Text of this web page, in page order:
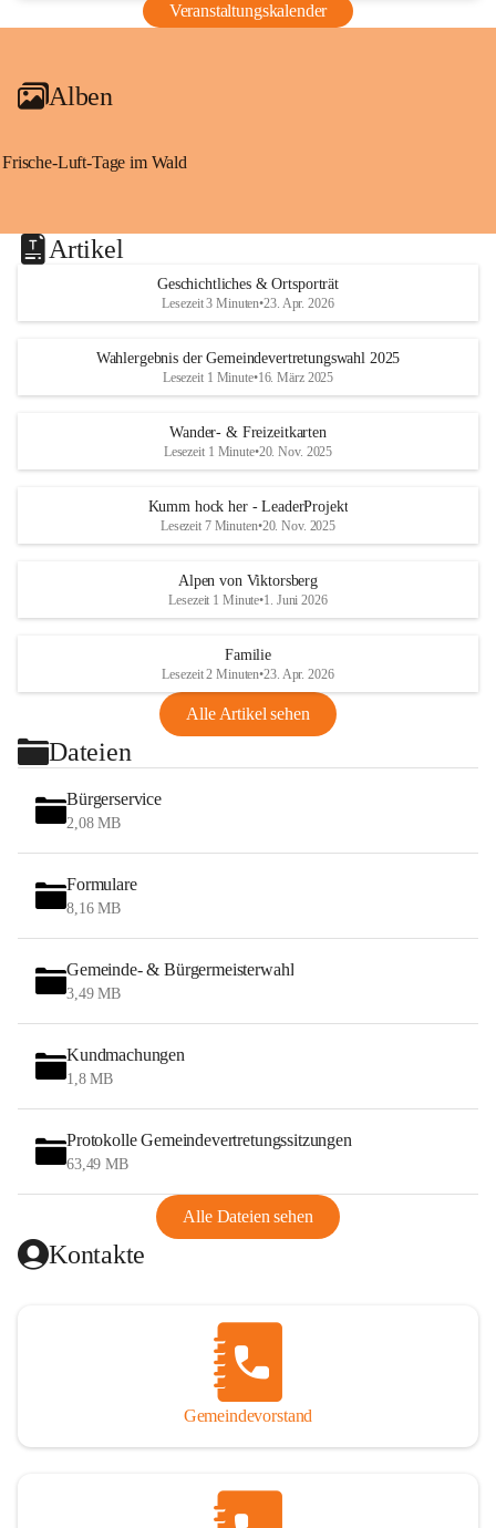
Veranstaltungskalender
Alben
Frische-Luft-Tage im Wald
Artikel
Geschichtliches & Ortsporträt
Lesezeit 3 Minuten•23. Apr. 2026
Wahlergebnis der Gemeindevertretungswahl 2025
Lesezeit 1 Minute•16. März 2025
Wander- & Freizeitkarten
Lesezeit 1 Minute•20. Nov. 2025
Kumm hock her - LeaderProjekt
Lesezeit 7 Minuten•20. Nov. 2025
Alpen von Viktorsberg
Lesezeit 1 Minute•1. Juni 2026
Familie
Lesezeit 2 Minuten•23. Apr. 2026
Alle Artikel sehen
Dateien
Bürgerservice
2,08 MB
Formulare
8,16 MB
Gemeinde- & Bürgermeisterwahl
3,49 MB
Kundmachungen
1,8 MB
Protokolle Gemeindevertretungssitzungen
63,49 MB
Alle Dateien sehen
Kontakte
Gemeindevorstand